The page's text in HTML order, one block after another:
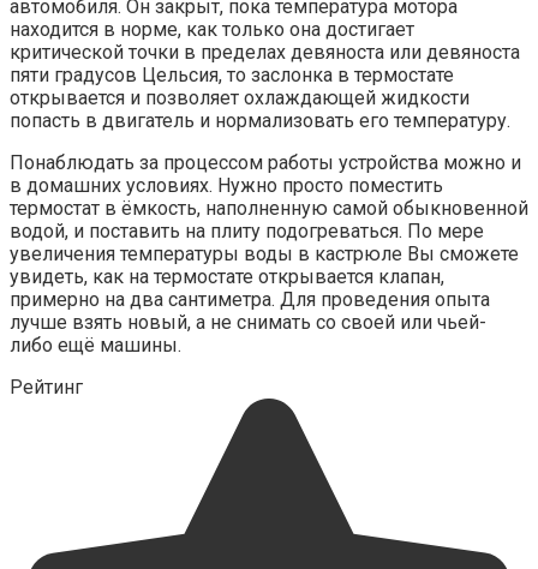
автомобиля. Он закрыт, пока температура мотора
находится в норме, как только она достигает
критической точки в пределах девяноста или девяноста
пяти градусов Цельсия, то заслонка в термостате
открывается и позволяет охлаждающей жидкости
попасть в двигатель и нормализовать его температуру.
Понаблюдать за процессом работы устройства можно и
в домашних условиях. Нужно просто поместить
термостат в ёмкость, наполненную самой обыкновенной
водой, и поставить на плиту подогреваться. По мере
увеличения температуры воды в кастрюле Вы сможете
увидеть, как на термостате открывается клапан,
примерно на два сантиметра. Для проведения опыта
лучше взять новый, а не снимать со своей или чьей-
либо ещё машины.
Рейтинг